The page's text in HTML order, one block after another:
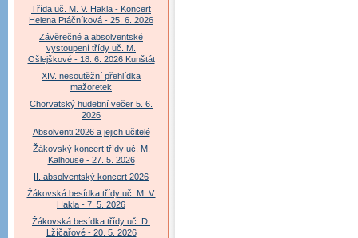
Třída uč. M. V. Hakla - Koncert
Helena Ptáčníková - 25. 6. 2026
Závěrečné a absolventské
vystoupení třídy uč. M.
Ošlejškové - 18. 6. 2026 Kunštát
XIV. nesoutěžní přehlídka
mažoretek
Chorvatský hudební večer 5. 6.
2026
Absolventi 2026 a jejich učitelé
Žákovský koncert třídy uč. M.
Kalhouse - 27. 5. 2026
II. absolventský koncert 2026
Žákovská besídka třídy uč. M. V.
Hakla - 7. 5. 2026
Žákovská besídka třídy uč. D.
Lžíčařové - 20. 5. 2026